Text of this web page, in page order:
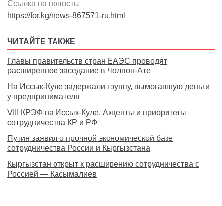
Ссылка на новость:
https://for.kg/news-867571-ru.html
ЧИТАЙТЕ ТАКЖЕ
Главы правительств стран ЕАЭС проводят
расширенное заседание в Чолпон-Ате
На Иссык-Куле задержали группу, вымогавшую деньги
у предпринимателя
VIII КРЭФ на Иссык-Куле. Акценты и приоритеты
сотрудничества КР и РФ
Путин заявил о прочной экономической базе
сотрудничества России и Кыргызстана
Кыргызстан открыт к расширению сотрудничества с
Россией — Касымалиев